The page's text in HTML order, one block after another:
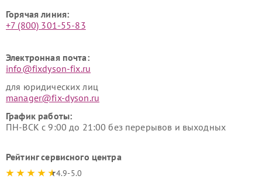
Горячая линия:
+7 (800) 301-55-83
Электронная почта:
info@fixdyson-fix.ru
для юридических лиц
manager@fix-dyson.ru
График работы:
ПН-ВСК с 9:00 до 21:00 без перерывов и выходных
Рейтинг сервисного центра
4.9-5.0